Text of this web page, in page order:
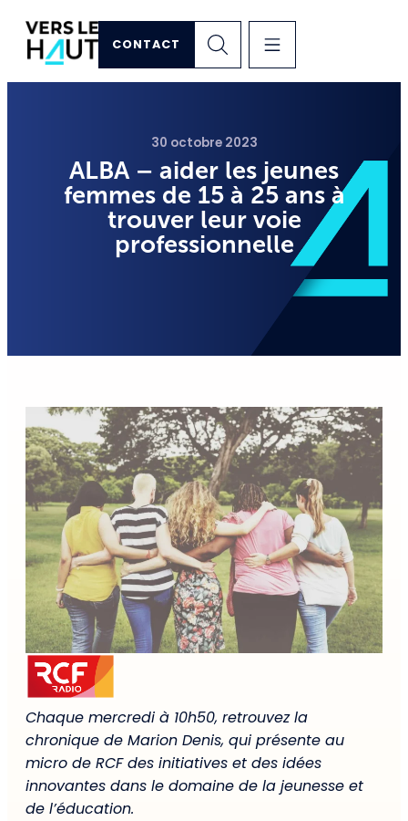
CONTACT
30 octobre 2023
ALBA – aider les jeunes
femmes de 15 à 25 ans à
trouver leur voie
professionnelle
Chaque mercredi à 10h50, retrouvez la
chronique de Marion Denis, qui présente au
micro de RCF des initiatives et des idées
innovantes dans le domaine de la jeunesse et
de l’éducation.